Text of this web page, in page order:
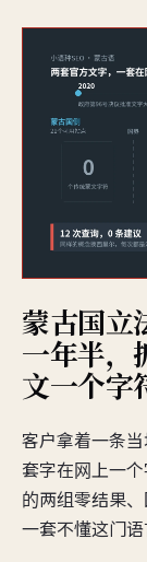
蒙古国立
一年半，
文一个字
客户拿着一条
套字在网上一
的两组零结果
一套不懂这门语